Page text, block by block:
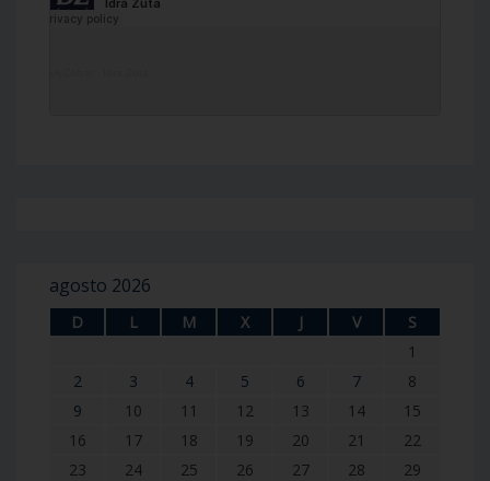
agosto 2026
D L M X J V
S
1
2
3 4 5 6 7
8
9
10 11 12 13 14
15
16
17 18 19 20 21
22
23
24 25 26 27 28
29